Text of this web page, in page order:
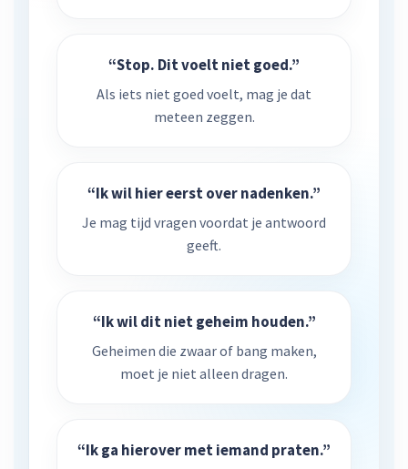
“Stop. Dit voelt niet goed.”
Als iets niet goed voelt, mag je dat
meteen zeggen.
“Ik wil hier eerst over nadenken.”
Je mag tijd vragen voordat je antwoord
geeft.
“Ik wil dit niet geheim houden.”
Geheimen die zwaar of bang maken,
moet je niet alleen dragen.
“Ik ga hierover met iemand praten.”